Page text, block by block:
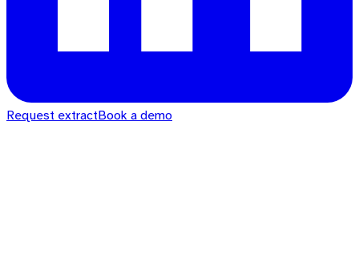
Request extractBook a demo